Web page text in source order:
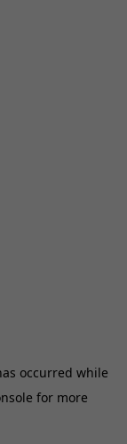
occurred while
for more